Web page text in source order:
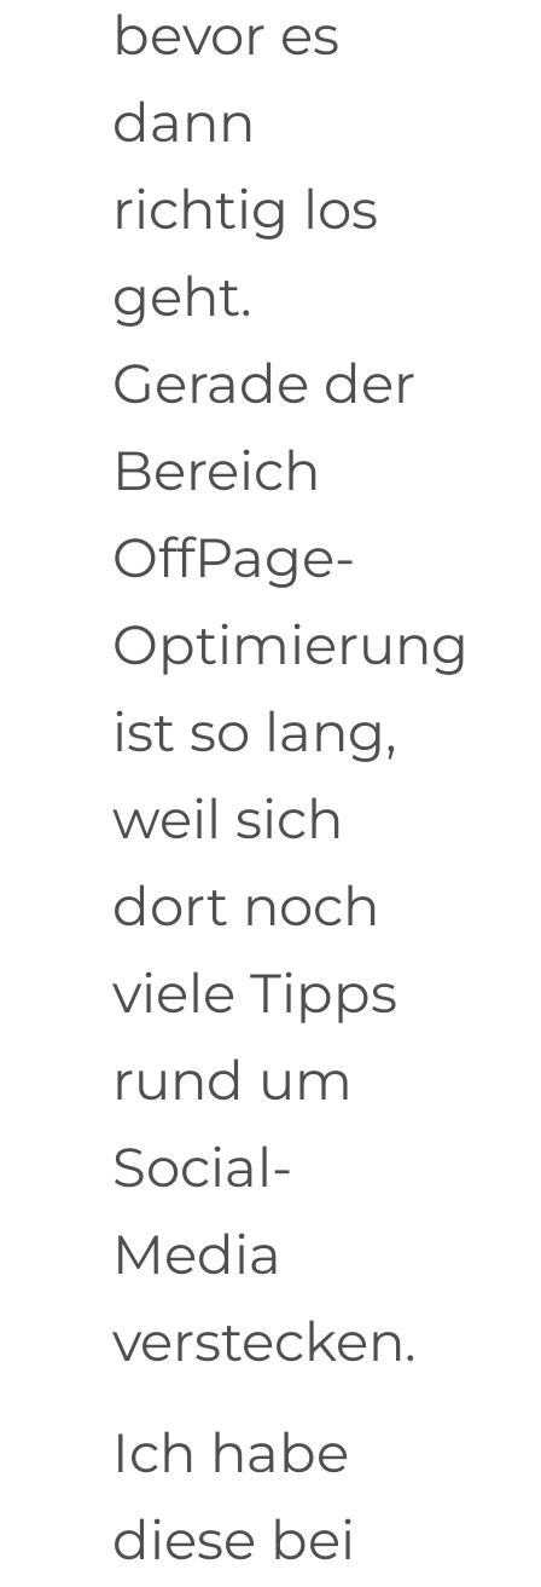
bevor es
dann
richtig los
geht.
Gerade der
Bereich
OffPage-
Optimierung
ist so lang,
weil sich
dort noch
viele Tipps
rund um
Social-
Media
verstecken.
Ich habe
diese bei